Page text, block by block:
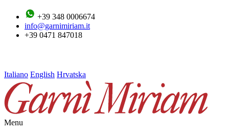
+39 348 0006674
info@garnimiriam.it
+39 0471 847018
Italiano English Hrvatska
Menu